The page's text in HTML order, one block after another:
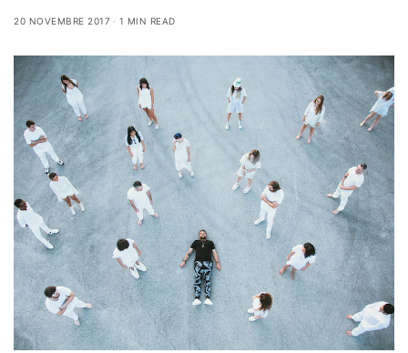
20 NOVEMBRE 2017 1 MIN READ